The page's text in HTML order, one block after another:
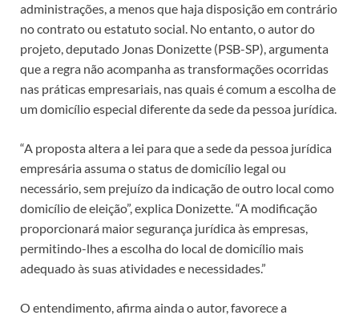
administrações, a menos que haja disposição em contrário
no contrato ou estatuto social. No entanto, o autor do
projeto, deputado Jonas Donizette (PSB-SP), argumenta
que a regra não acompanha as transformações ocorridas
nas práticas empresariais, nas quais é comum a escolha de
um domicílio especial diferente da sede da pessoa jurídica.
“A proposta altera a lei para que a sede da pessoa jurídica
empresária assuma o status de domicílio legal ou
necessário, sem prejuízo da indicação de outro local como
domicílio de eleição”, explica Donizette. “A modificação
proporcionará maior segurança jurídica às empresas,
permitindo-lhes a escolha do local de domicílio mais
adequado às suas atividades e necessidades.”
O entendimento, afirma ainda o autor, favorece a